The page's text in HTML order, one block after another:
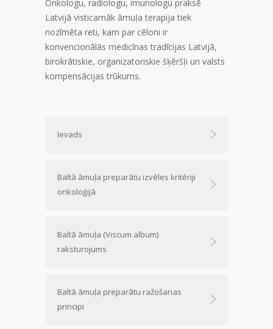
Onkologu, radiologu, imunologu praksē
Latvijā visticamāk āmuļa terapija tiek
nozīmēta reti, kam par cēloni ir
konvencionālās medicīnas tradīcijas Latvijā,
birokrātiskie, organizatoriskie šķēršļi un valsts
kompensācijas trūkums.
Ievads
Baltā āmuļa preparātu izvēles kritēriji
onkoloģijā
Baltā āmuļa (Viscum album)
raksturojums
Baltā āmuļa preparātu ražošanas
principi